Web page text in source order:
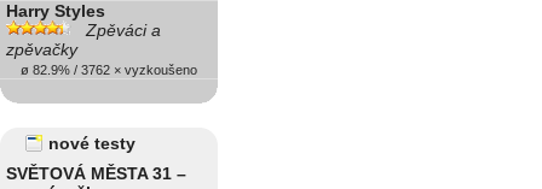
Harry Styles
Zpěváci a
zpěvačky
ø 82.9% / 3762 × vyzkoušeno
nové testy
SVĚTOVÁ MĚSTA 31 –